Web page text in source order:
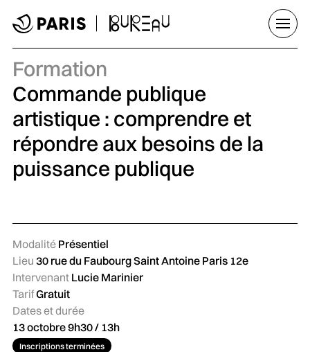
Formation
Commande publique
artistique : comprendre et
répondre aux besoins de la
puissance publique
Modalité Présentiel
Lieu 30 rue du Faubourg Saint Antoine Paris 12e
Intervenant Lucie Marinier
TarifGratuit
Dates et durée
13 octobre 9h30 / 13h
Inscriptions terminées